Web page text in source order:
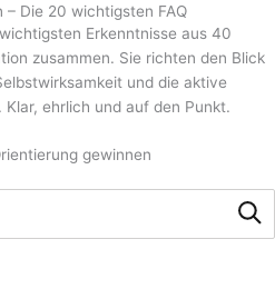
Die 20 wichtigsten FAQ
Erkenntnisse aus 40
zusammen. Sie richten den Blick
und die aktive
ehrlich und auf den Punkt.
gewinnen